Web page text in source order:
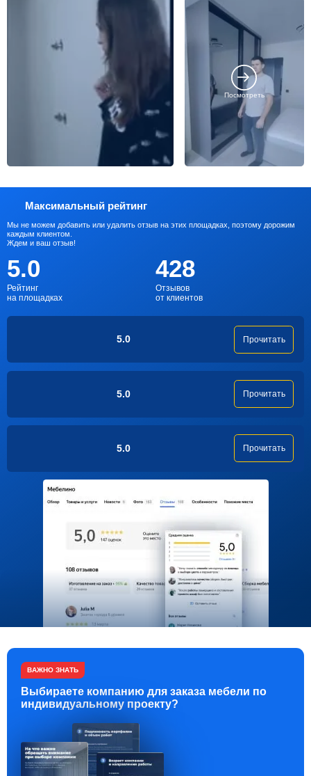
Посмотреть
Максимальный рейтинг
Мы не можем добавить или удалить отзыв на этих площадках, поэтому дорожим
каждым клиентом.
Ждем и ваш отзыв!
5.0
Рейтинг
на площадках
428
Отзывов
от клиентов
5.0 Прочитать
5.0 Прочитать
5.0 Прочитать
ВАЖНО ЗНАТЬ
Выбираете компанию для заказа мебели по
индивидуальному проекту?